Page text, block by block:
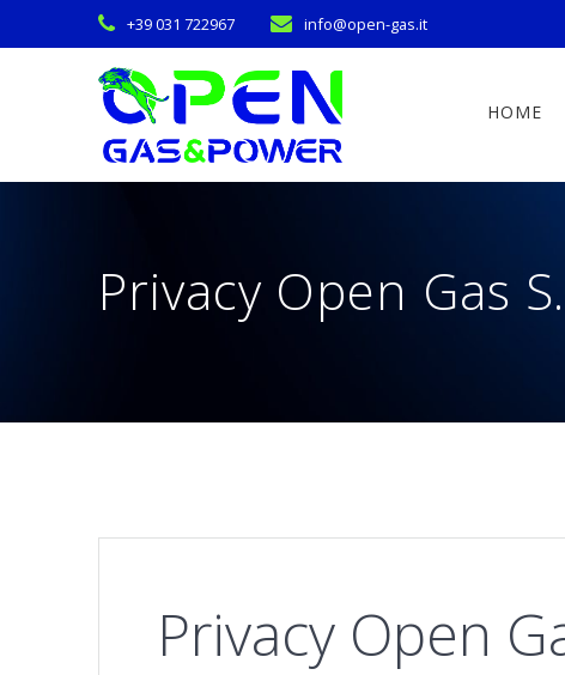
+39 031 722967 info@open-gas.it
HOME
Privacy Open Gas
Privacy Open